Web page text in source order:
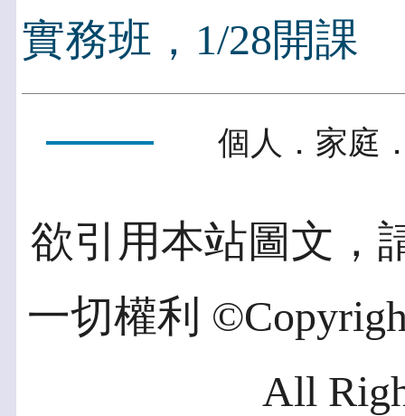
實務班，1/28開課
個人．家庭
欲引用本站圖文，
一切權利
All